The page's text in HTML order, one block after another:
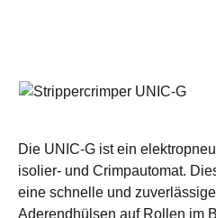
Die UNIC-G ist ein
isolier- und Crimp­automat.
eine schnelle und
Aderend­hülsen auf Rollen im